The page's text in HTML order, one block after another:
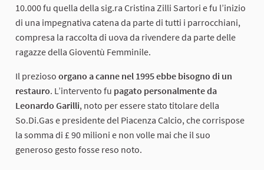
10.000 fu quella della sig.ra Cristina Zilli Sartori e fu l’inizio
di una impegnativa catena da parte di tutti i parrocchiani,
compresa la raccolta di uova da rivendere da parte delle
ragazze della Gioventù Femminile.
Il prezioso organo a canne nel 1995 ebbe bisogno di un
restauro. L’intervento fu pagato personalmente da
Leonardo Garilli, noto per essere stato titolare della
So.Di.Gas e presidente del Piacenza Calcio, che corrispose
la somma di £ 90 milioni e non volle mai che il suo
generoso gesto fosse reso noto.